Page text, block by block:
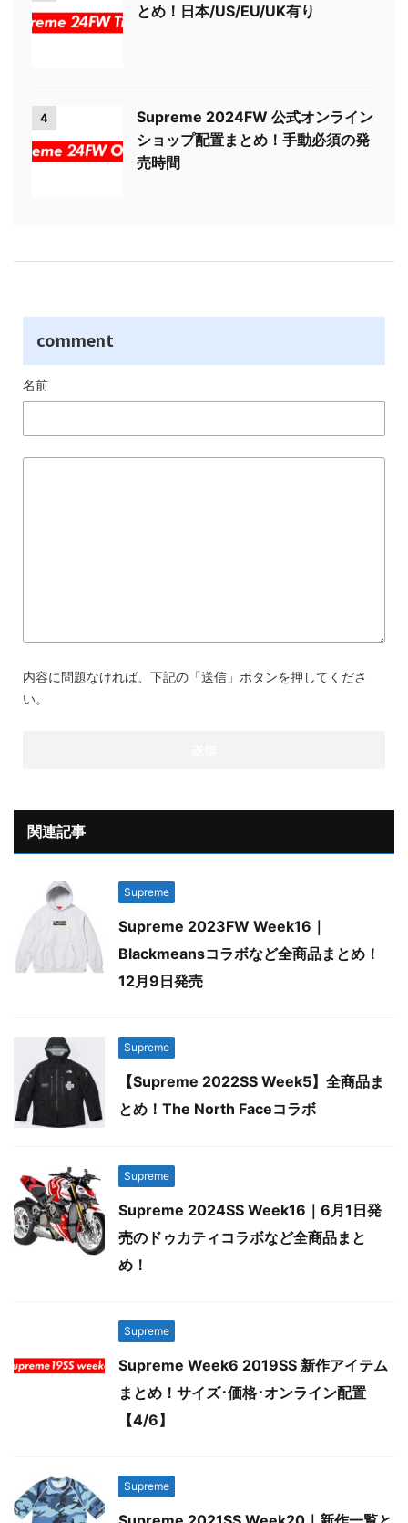
とめ！日本/US/EU/UK有り
4
Supreme 2024FW 公式オンライン
ショップ配置まとめ！手動必須の発
売時間
comment
名前
内容に問題なければ、下記の「送信」ボタンを押してくださ
い。
関連記事
Supreme
Supreme 2023FW Week16｜
Blackmeansコラボなど全商品まとめ！
12月9日発売
Supreme
【Supreme 2022SS Week5】全商品ま
とめ！The North Faceコラボ
Supreme
Supreme 2024SS Week16｜6月1日発
売のドゥカティコラボなど全商品まと
め！
Supreme
Supreme Week6 2019SS 新作アイテム
まとめ！サイズ･価格･オンライン配置
【4/6】
Supreme